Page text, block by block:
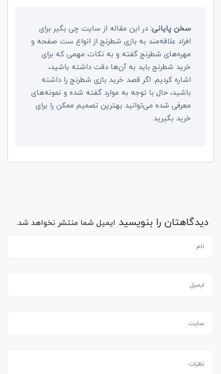
سخن پایانی:در این مقاله از سایت چی بگیر برای
افراد علاقه‌مند به بازی شطرنج از انواع ست صفحه و
مهره‌های شطرنج گفته و به نکات مهمی که برای
خرید شطرنج باید به آن‌ها دقت داشته باشید،
اشاره کردیم. اگر قصد خرید بازی شطرنج را داشته
باشید، حال با توجه به موارد گفته شده و نمونه‌های
معرفی شده می‌توانید بهترین تصمیم ممکن را برای
خرید بگیرید.
دیدگاهتان را بنویسید ایمیل شما منتشر نخواهد شد.